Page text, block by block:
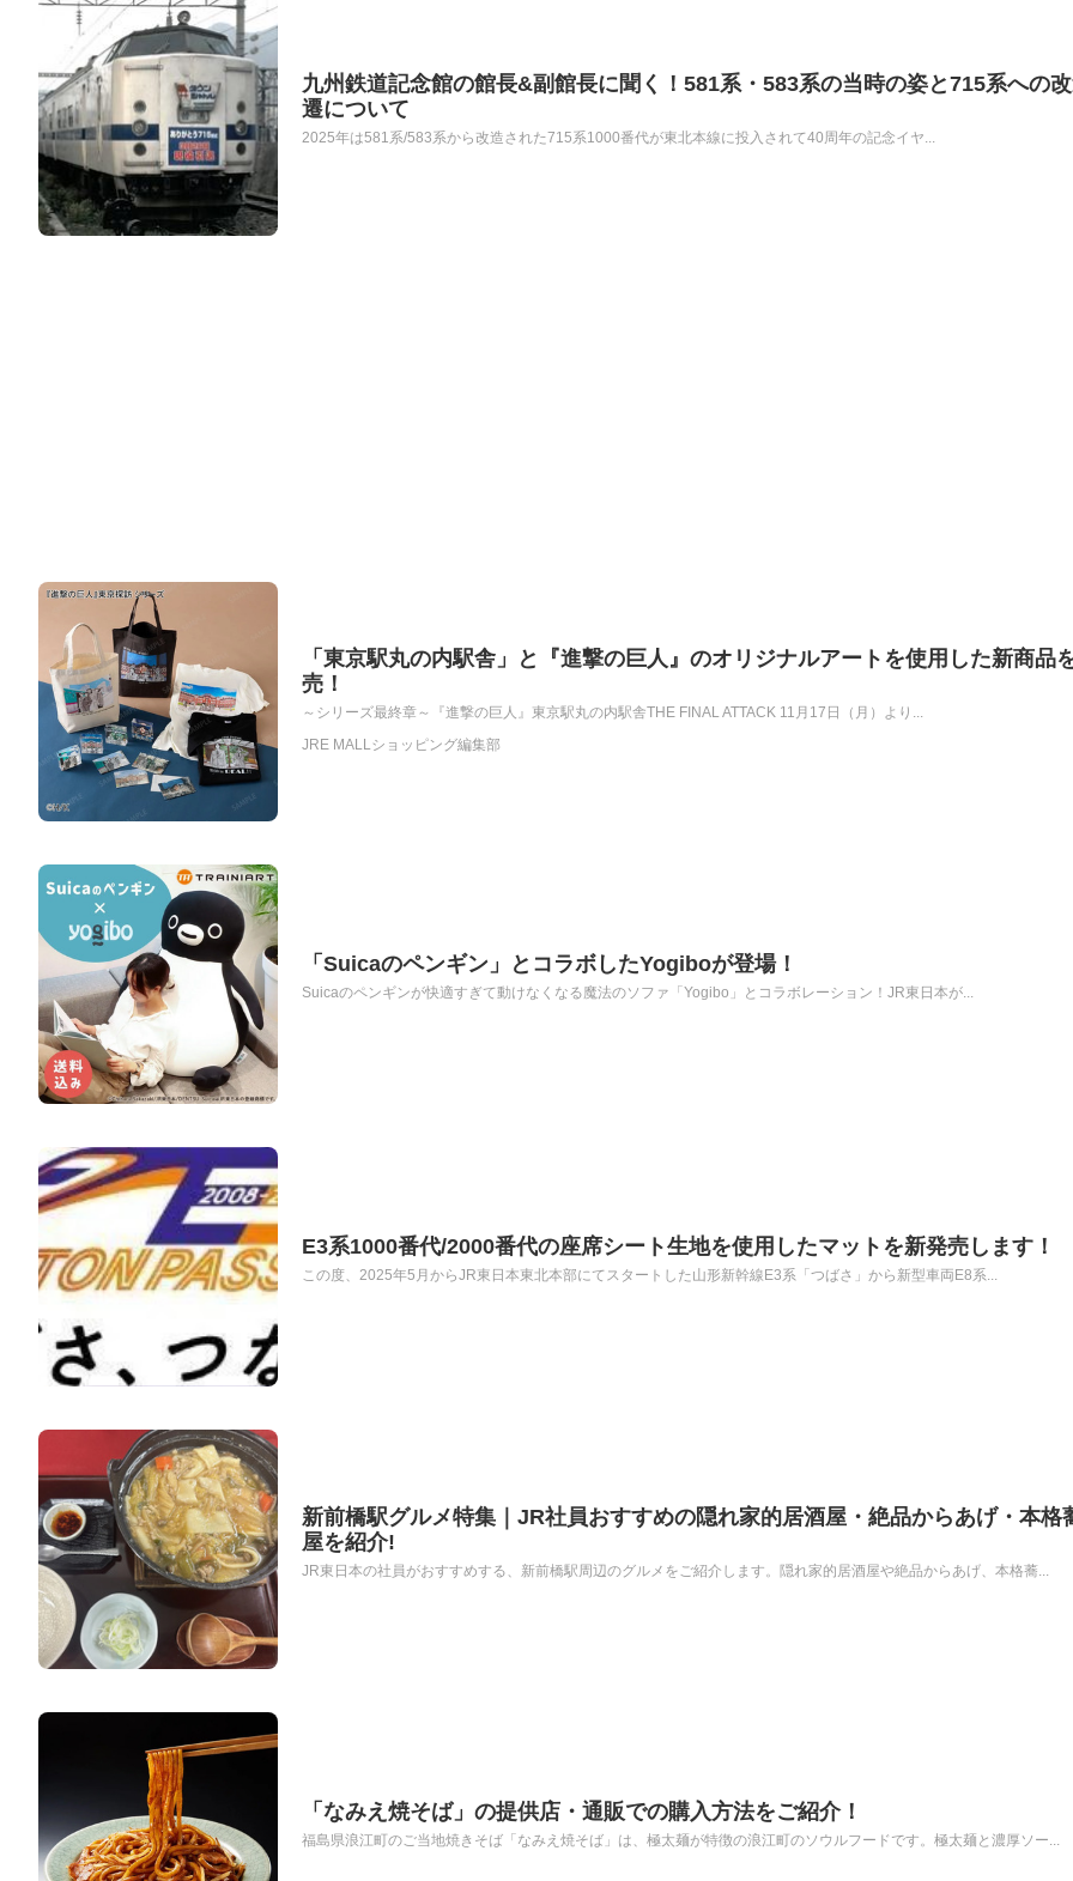
九州鉄道記念館の館長&副館長に聞く！581系・583系の当時の姿と715系への
遷について
2025年は581系/583系から改造された715系1000番代が東北本線に投入されて40周年の記念イヤ...
「東京駅丸の内駅舎」と『進撃の巨人』のオリジナルアートを使用した新商品
売！
～シリーズ最終章～『進撃の巨人』東京駅丸の内駅舎THE FINAL ATTACK 11月17日（月）より...
JRE MALLショッピング編集部
「Suicaのペンギン」とコラボしたYogiboが登場！
Suicaのペンギンが快適すぎて動けなくなる魔法のソファ「Yogibo」とコラボレーション！JR東日本が...
E3系1000番代/2000番代の座席シート生地を使用したマットを新発売します！
この度、2025年5月からJR東日本東北本部にてスタートした山形新幹線E3系「つばさ」から新型車両E8系...
新前橋駅グルメ特集｜JR社員おすすめの隠れ家的居酒屋・絶品からあげ・本格
屋を紹介!
JR東日本の社員がおすすめする、新前橋駅周辺のグルメをご紹介します。隠れ家的居酒屋や絶品からあげ、本格蕎...
「なみえ焼そば」の提供店・通販での購入方法をご紹介！
福島県浪江町のご当地焼きそば「なみえ焼そば」は、極太麺が特徴の浪江町のソウルフードです。極太麺と濃厚ソー...